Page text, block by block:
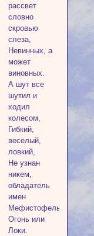
рассвет
словно
скровью
слеза,
Невинных, а
может
виновных.
А шут все
шутил и
ходил
колесом,
Гибкий,
веселый,
ловкий,
Не узнан
никем,
обладатель
имен
Мефистофель,
Огонь или
Локи.